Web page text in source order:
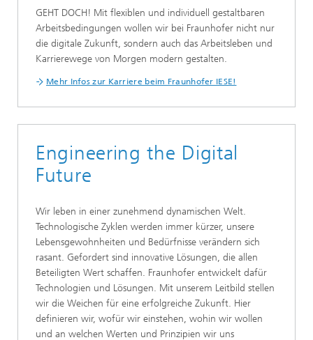
GEHT DOCH! Mit flexiblen und individuell gestaltbaren
Arbeitsbedingungen wollen wir bei Fraunhofer nicht nur
die digitale Zukunft, sondern auch das Arbeitsleben und
Karrierewege von Morgen modern gestalten.
Mehr Infos zur Karriere beim Fraunhofer IESE!
Engineering the Digital
Future
Wir leben in einer zunehmend dynamischen Welt.
Technologische Zyklen werden immer kürzer, unsere
Lebensgewohnheiten und Bedürfnisse verändern sich
rasant. Gefordert sind innovative Lösungen, die allen
Beteiligten Wert schaffen. Fraunhofer entwickelt dafür
Technologien und Lösungen. Mit unserem Leitbild stellen
wir die Weichen für eine erfolgreiche Zukunft. Hier
definieren wir, wofür wir einstehen, wohin wir wollen
und an welchen Werten und Prinzipien wir uns